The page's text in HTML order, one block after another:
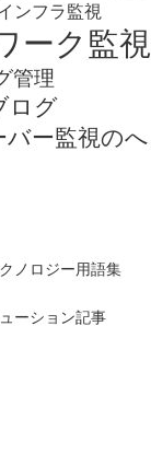
ンフラ監視
ーク監視
管理
ログ
バー監視のへ
ノロジー用語集
ーション記事